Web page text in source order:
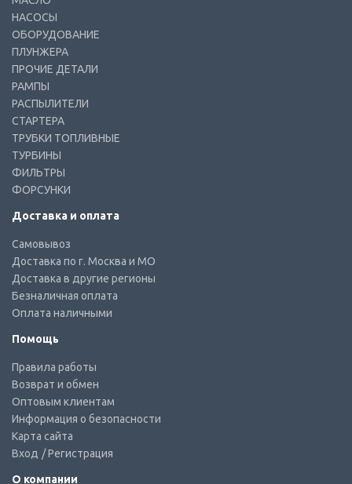
НАСОСЫ
ОБОРУДОВАНИЕ
ПЛУНЖЕРА
ПРОЧИЕ ДЕТАЛИ
РАМПЫ
РАСПЫЛИТЕЛИ
СТАРТЕРА
ТРУБКИ ТОПЛИВНЫЕ
ТУРБИНЫ
ФИЛЬТРЫ
ФОРСУНКИ
Доставка и оплата
Самовывоз
Доставка по г. Москва и МО
Доставка в другие регионы
Безналичная оплата
Оплата наличными
Помощь
Правила работы
Возврат и обмен
Оптовым клиентам
Информация о безопасности
Карта сайта
Вход / Регистрация
О компании